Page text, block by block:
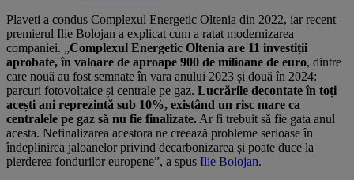
Plaveti a condus Complexul Energetic Oltenia din 2022, iar recent
premierul Ilie Bolojan a explicat cum a ratat modernizarea
companiei. „Complexul Energetic Oltenia are 11 investiții
aprobate, în valoare de aproape 900 de milioane de euro, dintre
care nouă au fost semnate în vara anului 2023 și două în 2024:
parcuri fotovoltaice și centrale pe gaz. Lucrările decontate în toți
acești ani reprezintă sub 10%, existând un risc mare ca
centralele pe gaz să nu fie finalizate. Ar fi trebuit să fie gata anul
acesta. Nefinalizarea acestora ne creează probleme serioase în
îndeplinirea jaloanelor privind decarbonizarea și poate duce la
pierderea fondurilor europene”, a spus Ilie Bolojan.